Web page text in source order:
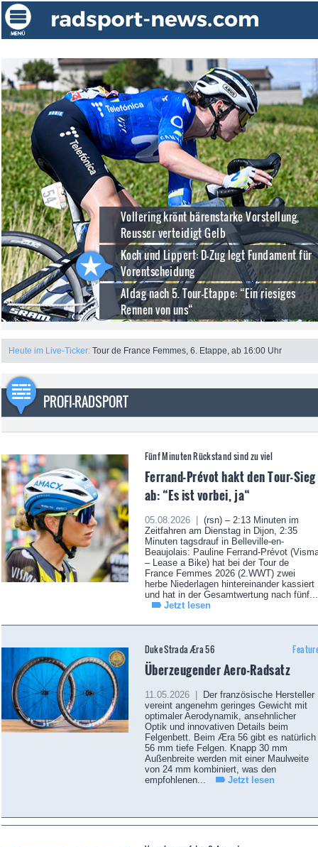
Vollering krönt bärenstarke Vorstellung,
Reusser verteidigt Gelb
Koch und Lippert: D-Zug legt Fundament für
Vorentscheidung
Aldag nach 5. Tour-Etappe: “Ein riesiges
Rennen von uns“
Heute im Live-Ticker: Tour de France Femmes, 6. Etappe, ab 16:00 Uhr
PROFI-RADSPORT
Fünf Minuten Rückstand sind zu viel
Ferrand-Prévot hakt den Tour-Sieg
ab: “Es ist vorbei, ja“
05.08.2026 |
(rsn) – 2:13 Minuten im
Zeitfahren am Dienstag in Dijon, 2:35
Minuten tagsdrauf in Belleville-en-
Beaujolais: Pauline Ferrand-Prévot
– Lease a Bike) hat bei der Tour de
France Femmes 2026 (2.WWT) zwei
herbe Niederlagen hintereinander kassiert
und hat in der Gesamtwertung nach fünf...
Jetzt lesen
Duke Strada Æra 56
Überzeugender Aero-Radsatz
11.05.2026 |
Der französische Hersteller
vereint angenehm geringes Gewicht mit
optimaler Aerodynamik, ansehnlicher
Optik und innovativen Details beim
Felgenbett. Beim Æra 56 gibt es natürlich
56 mm tiefe Felgen. Knapp 30 mm
Außenbreite werden mit einer Maulweite
von 24 mm kombiniert, was den
empfohlenen...
Jetzt lesen